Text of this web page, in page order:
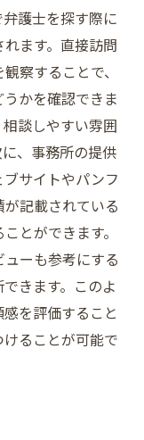
護士を探す際に
ます。直接訪問
察することで、
かを確認できま
談しやすい雰囲
、事務所の提供
サイトやパンフ
記載されている
とができます。
ーも参考にする
きます。このよ
を評価すること
ることが可能で